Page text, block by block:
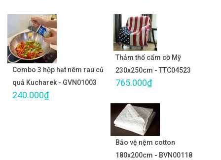
Combo 3 hộp hạt nêm rau củ
quả Kucharek - GVN01003
240.000₫
Thảm thổ cẩm cờ Mỹ
230x250cm - TTC04523
765.000₫
Bảo vệ nệm cotton
180x200cm - BVN00118